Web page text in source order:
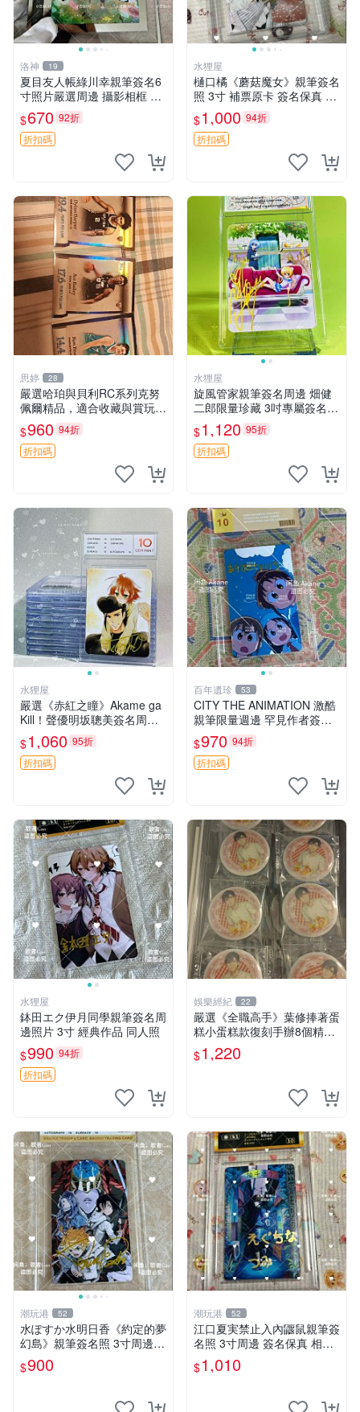
洛神 19
夏目友人帳綠川幸親筆簽名6
寸照片嚴選周邊 攝影相框 網
路認證 夏目友人帳收藏 簽名
照 6寸
$670 92折
折扣碼
水狸屋
樋口橘《蘑菇魔女》親筆簽名
照 3寸 補票原卡 簽名保真 收
藏推薦 蘑菇魔女 樋口橘 照片
$1,000 94折
折扣碼
思婷 28
嚴選哈珀與貝利RC系列克努
佩爾精品，適合收藏與賞玩 R
C 玩具 陶瓷
$960 94折
折扣碼
水狸屋
旋風管家親筆簽名周邊 畑健
二郎限量珍藏 3吋專屬簽名照
日本正版中古 正規卡磚附送
旋風管家 畑健二郎 簽名照
$1,120 95折
折扣碼
水狸屋
嚴選《赤紅之瞳》Akame ga
Kill！聲優明坂聰美簽名周
邊，3寸帶原裝卡磚 日版中古
赤紅之瞳 Akame ga Kill 明坂
聰美 簽名
$1,060 95折
折扣碼
百年遺珍 53
CITY THE ANIMATION 激酷
親筆限量週邊 罕見作者簽名
收藏 現代潮流擺飾 9x9cm 專
家推薦 國際珍藏款 周邊 照片
周邊 尺寸 收藏品
$970 94折
折扣碼
水狸屋
鉢田エク伊月同學親筆簽名周
邊照片 3寸 經典作品 同人照
$990 94折
折扣碼
娛樂經紀 22
嚴選《全職高手》葉修捧著蛋
糕小蛋糕款復刻手辦8個精品
收藏 心耀共鳴 葉修 古早蛋糕
$1,220
潮玩港 52
水ぽすか水明日香《約定的夢
幻島》親筆簽名照 3寸周邊照
片 簽名真跡 約束のネバーラ
ンド 周邊 照片收藏 水明日香
$900
潮玩港 52
江口夏実禁止入內鼴鼠親筆簽
名照 3寸周邊 簽名保真 相框
包裝 禁止入內 麵簽 周邊 親
筆簽名 時尚周邊 原裝卡磚
$1,010